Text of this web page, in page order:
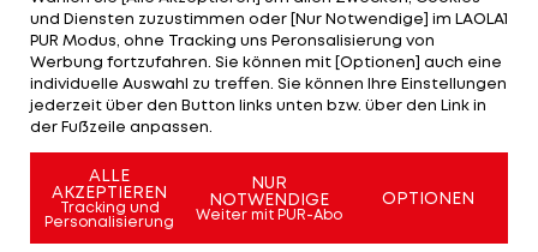
mit. Hier nachlesen >>>
Transferliste der
österreichischen
Bundesliga
und Diensten zuzustimmen oder [Nur Notwendige] im LAOLA1
PUR Modus, ohne Tracking uns Peronsalisierung von
Werbung fortzufahren. Sie können mit [Optionen] auch eine
individuelle Auswahl zu treffen. Sie können Ihre Einstellungen
jederzeit über den Button links unten bzw. über den Link in
der Fußzeile anpassen.
ALLE
AKZEPTIEREN
Tracking und
Personalisierung
NUR
NOTWENDIGE
Weiter mit PUR-Abo
OPTIONEN